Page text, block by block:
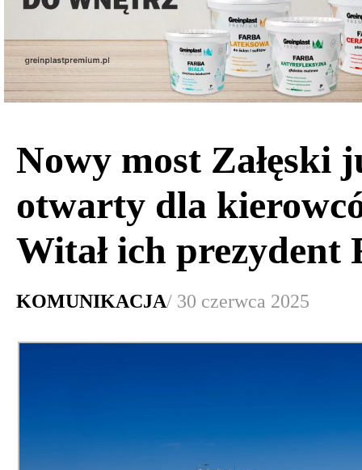
Nowy most Załęski
otwarty dla
Witał ich prezydent
KOMUNIKACJA/ 30 czerwca 2025